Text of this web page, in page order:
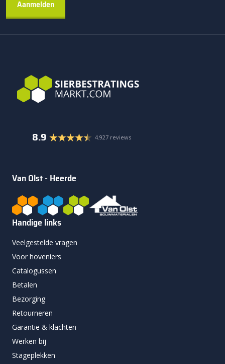
8.9 4.927 reviews
Van Olst - Heerde
Handige links
Veelgestelde vragen
Voor hoveniers
Catalogussen
Betalen
Bezorging
Retourneren
Garantie & klachten
Werken bij
Stageplekken